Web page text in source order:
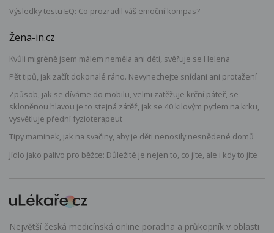
Výsledky testu EQ: Co prozradil váš emoční kompas?
Žena-in.cz
Kvůli migréně jsem málem neměla ani děti, svěřuje se Helena
Pět tipů, jak začít dokonalé ráno. Nevynechejte snídani ani protažení
Způsob, jak se díváme do mobilu, velmi zatěžuje krční páteř, se
skloněnou hlavou je to stejná zátěž, jak se 40 kilovým pytlem na krku,
vysvětluje přední fyzioterapeut
Tipy maminek, jak na svačiny, aby je děti nenosily nesnědené domů
Jídlo jako palivo pro běžce: Důležité je nejen to, co jíte, ale i kdy to jíte
Největší česká medicínská online poradna a průkopník v oblasti